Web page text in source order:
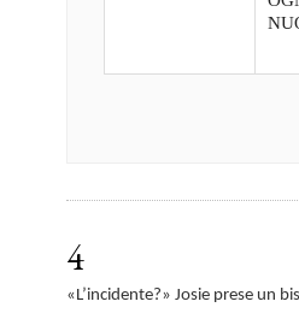
4
«L’incidente?» Josie prese un